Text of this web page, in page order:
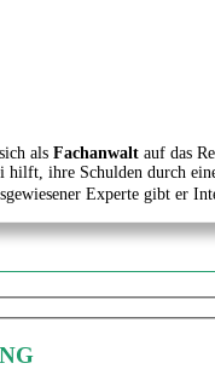
als Fachanwalt auf das
hilft, ihre Schulden durch
Experte gibt er